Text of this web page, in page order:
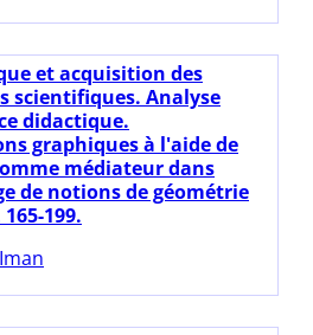
et acquisition des
scientifiques. Analyse
didactique.
graphiques à l'aide de
médiateur dans
de notions de géométrie
199.